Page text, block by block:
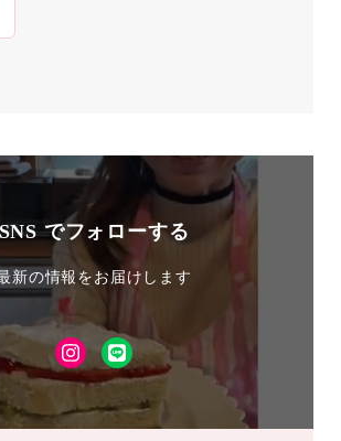
でフォローする
新の情報をお届けします
Instagram
LINE
達